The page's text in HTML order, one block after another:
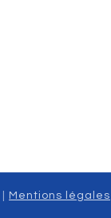
Mentions légales